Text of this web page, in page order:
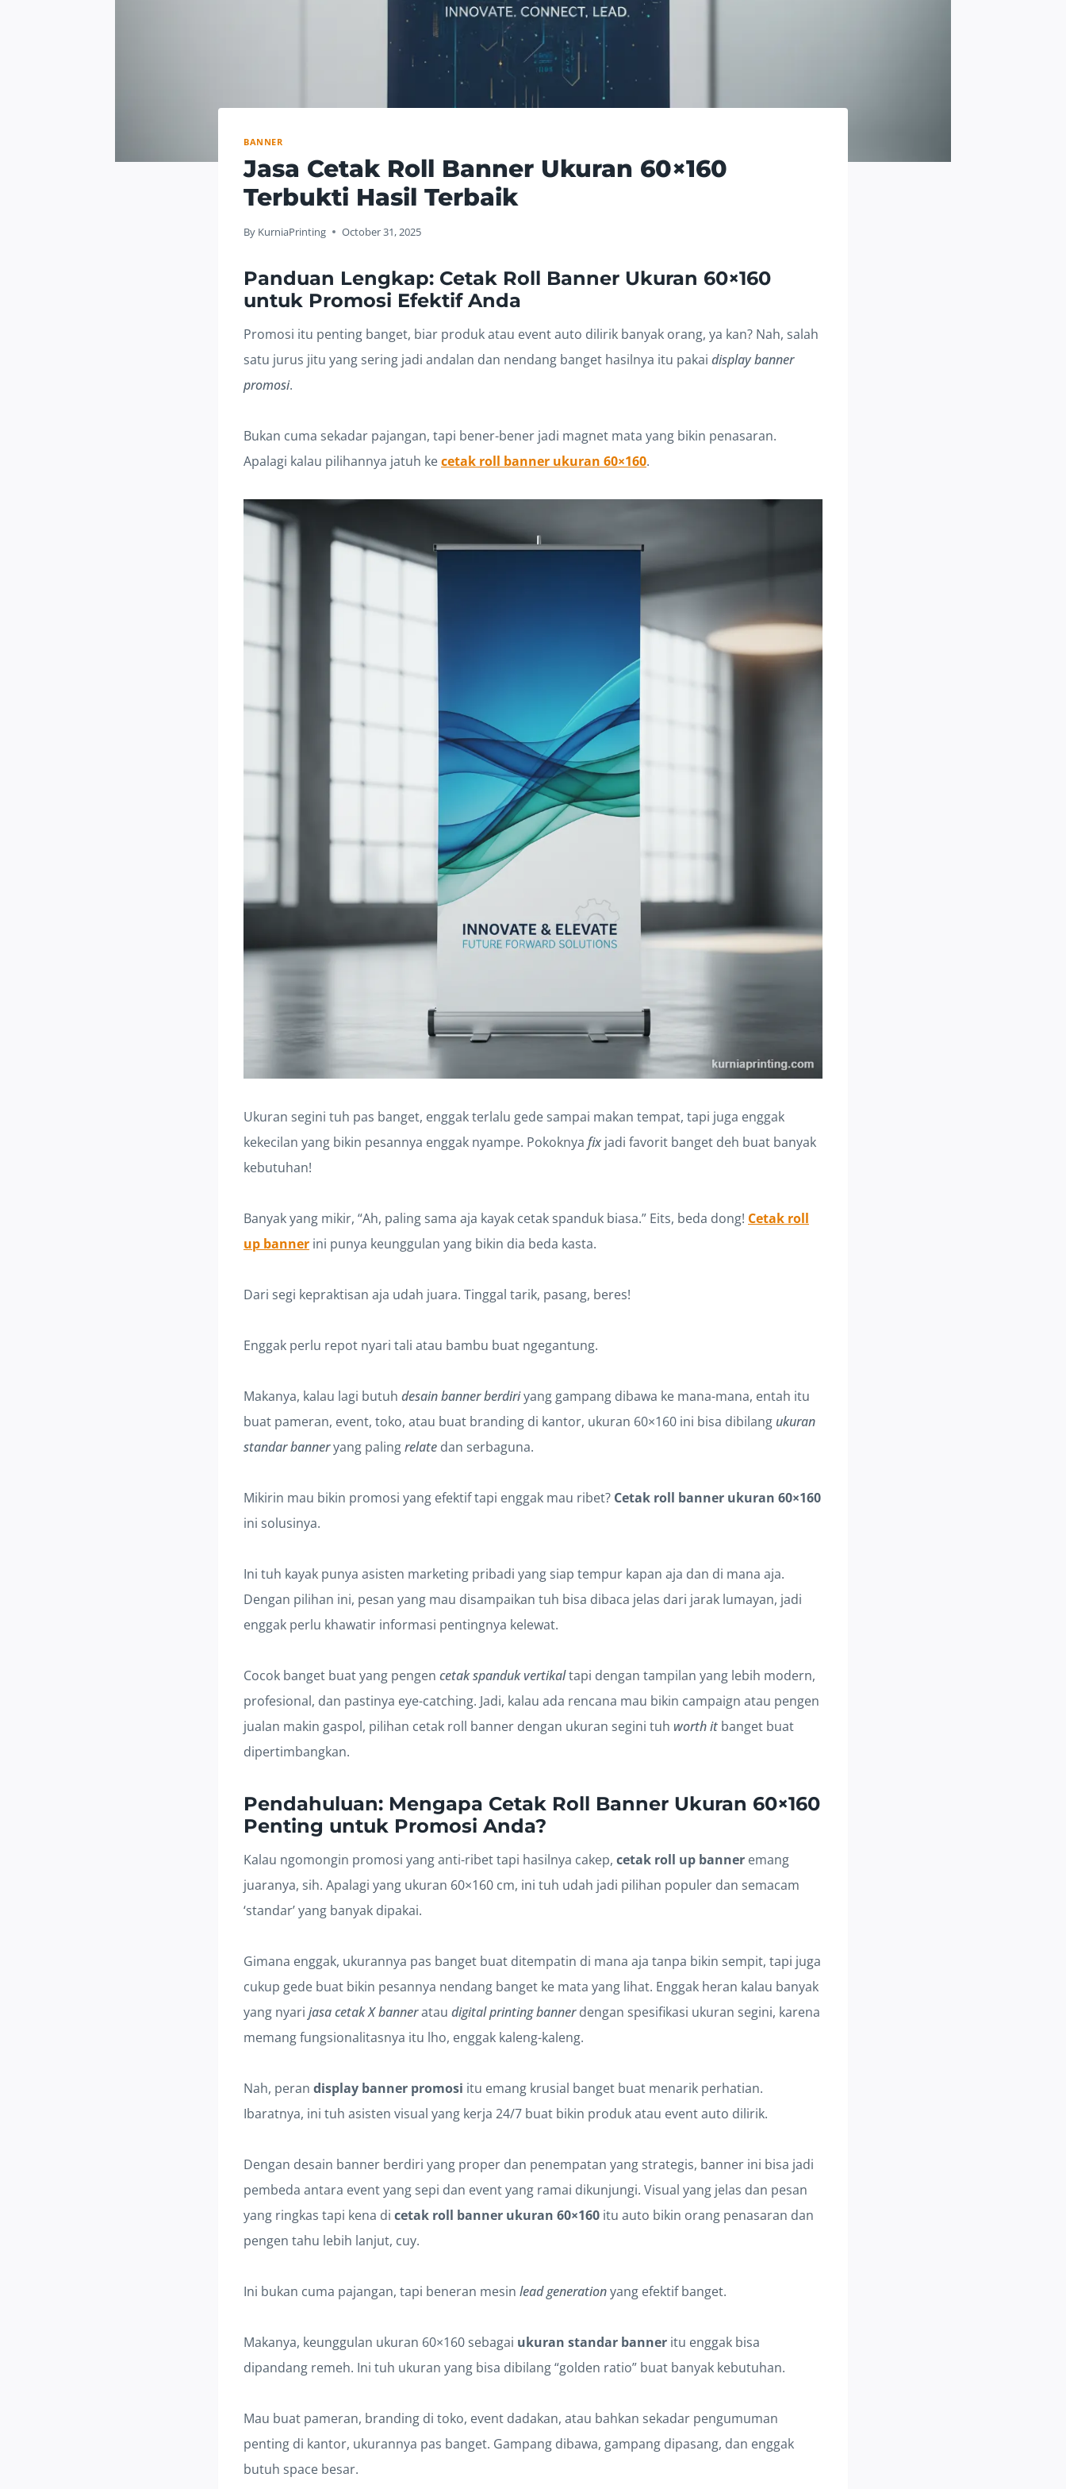
BANNER
Jasa Cetak Roll Banner Ukuran 60×160
Terbukti Hasil Terbaik
By KurniaPrinting October 31, 2025
Panduan Lengkap: Cetak Roll Banner Ukuran 60×160
untuk Promosi Efektif Anda
Promosi itu penting banget, biar produk atau event auto dilirik banyak orang, ya kan? Nah, salah
satu jurus jitu yang sering jadi andalan dan nendang banget hasilnya itu pakai display banner
promosi.
Bukan cuma sekadar pajangan, tapi bener-bener jadi magnet mata yang bikin penasaran.
Apalagi kalau pilihannya jatuh kecetak roll banner ukuran 60×160.
Ukuran segini tuh pas banget, enggak terlalu gede sampai makan tempat, tapi juga enggak
kekecilan yang bikin pesannya enggak nyampe. Pokoknya fix jadi favorit banget deh buat banyak
kebutuhan!
Banyak yang mikir, “Ah, paling sama aja kayak cetak spanduk biasa.” Eits, beda dong! Cetak roll
up banner ini punya keunggulan yang bikin dia beda kasta.
Dari segi kepraktisan aja udah juara. Tinggal tarik, pasang, beres!
Enggak perlu repot nyari tali atau bambu buat ngegantung.
Makanya, kalau lagi butuh desain banner berdiriyang gampang dibawa ke mana-mana, entah itu
buat pameran, event, toko, atau buat branding di kantor, ukuran 60×160 ini bisa dibilang ukuran
standar banneryang palingrelate dan serbaguna.
Mikirin mau bikin promosi yang efektif tapi enggak mau ribet? Cetak roll banner ukuran 60×160
ini solusinya.
Ini tuh kayak punya asisten marketing pribadi yang siap tempur kapan aja dan di mana aja.
Dengan pilihan ini, pesan yang mau disampaikan tuh bisa dibaca jelas dari jarak lumayan, jadi
enggak perlu khawatir informasi pentingnya kelewat.
Cocok banget buat yang pengen cetak spanduk vertikaltapi dengan tampilan yang lebih modern,
profesional, dan pastinya eye-catching. Jadi, kalau ada rencana mau bikin campaign atau pengen
jualan makin gaspol, pilihan cetak roll banner dengan ukuran segini tuh worth it banget buat
dipertimbangkan.
Pendahuluan: Mengapa Cetak Roll Banner Ukuran 60×160
Penting untuk Promosi Anda?
Kalau ngomongin promosi yang anti-ribet tapi hasilnya cakep, cetak roll up banner emang
juaranya, sih. Apalagi yang ukuran 60×160 cm, ini tuh udah jadi pilihan populer dan semacam
‘standar’ yang banyak dipakai.
Gimana enggak, ukurannya pas banget buat ditempatin di mana aja tanpa bikin sempit, tapi juga
cukup gede buat bikin pesannya nendang banget ke mata yang lihat. Enggak heran kalau banyak
yang nyari jasa cetak X banneratau digital printing bannerdengan spesifikasi ukuran segini, karena
memang fungsionalitasnya itu lho, enggak kaleng-kaleng.
Nah, peran display banner promosi itu emang krusial banget buat menarik perhatian.
Ibaratnya, ini tuh asisten visual yang kerja 24/7 buat bikin produk atau event auto dilirik.
Dengan desain banner berdiri yang proper dan penempatan yang strategis, banner ini bisa jadi
pembeda antara event yang sepi dan event yang ramai dikunjungi. Visual yang jelas dan pesan
yang ringkas tapi kena di cetak roll banner ukuran 60×160 itu auto bikin orang penasaran dan
pengen tahu lebih lanjut, cuy.
Ini bukan cuma pajangan, tapi beneran mesin lead generationyang efektif banget.
Makanya, keunggulan ukuran 60×160 sebagai ukuran standar banner itu enggak bisa
dipandang remeh. Ini tuh ukuran yang bisa dibilang “golden ratio” buat banyak kebutuhan.
Mau buat pameran, branding di toko, event dadakan, atau bahkan sekadar pengumuman
penting di kantor, ukurannya pas banget. Gampang dibawa, gampang dipasang, dan enggak
butuh space besar.